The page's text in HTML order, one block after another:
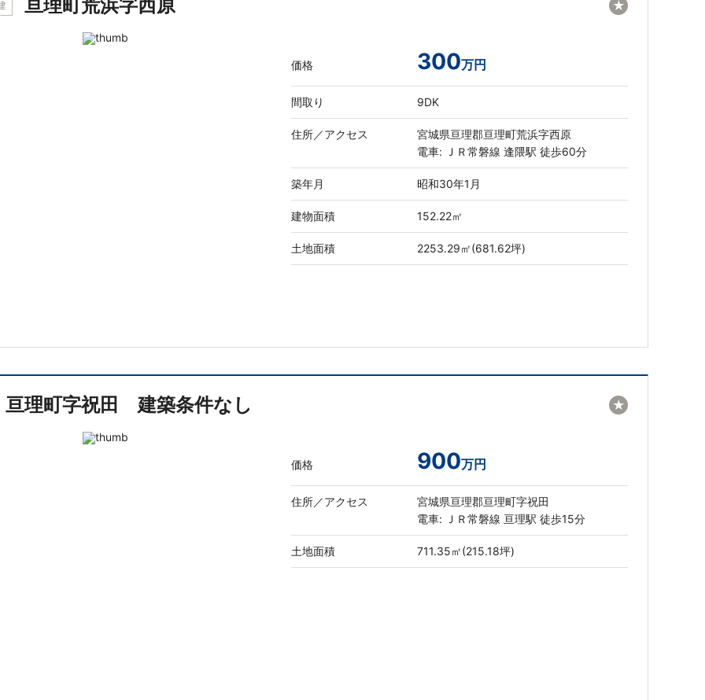
亘理町荒浜字西原
価格 300万円
間取り 9DK
住所／アクセス
宮城県亘理郡亘理町荒浜字西原
電車: ＪＲ常磐線 逢隈駅 徒歩60分
築年月 昭和30年1月
建物面積 152.22㎡
土地面積 2253.29㎡(681.62坪)
★
亘理町字祝田 建築条件なし
価格 900万円
住所／アクセス
宮城県亘理郡亘理町字祝田
電車: ＪＲ常磐線 亘理駅 徒歩15分
土地面積 711.35㎡(215.18坪)
★